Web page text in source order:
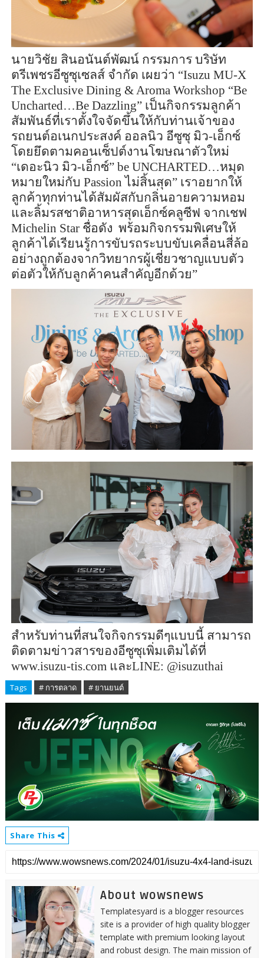
นายวิชัย สินอนันต์พัฒน์ กรรมการ บริษัท
ตรีเพชรอีซูซุเซลส์ จำกัด เผยว่า “Isuzu MU-X
The Exclusive Dining & Aroma Workshop “Be
Uncharted…Be Dazzling”เป็นกิจกรรมลูกค้า
สัมพันธ์ที่เราตั้งใจจัดขึ้นให้กับท่านเจ้าของ
รถยนต์อเนกประสงค์ ออลนิว อีซูซุ มิว-เอ็กซ์
โดยยึดตามคอนเซ็ปต์งานโฆษณาตัวใหม่
“เดอะนิว มิว-เอ็กซ์” be UNCHARTED…หมุด
หมายใหม่กับ Passion ไม่สิ้นสุด” เราอยากให้
ลูกค้าทุกท่านได้สัมผัสกับกลิ่นอายความหอม
และลิ้มรสชาติอาหารสุดเอ็กซ์คลูซีฟ จากเชฟ
Michelin Star ชื่อดัง พร้อมกิจกรรมพิเศษให้
ลูกค้าได้เรียนรู้การขับรถระบบขับเคลื่อนสี่ล้อ
อย่างถูกต้องจากวิทยากรผู้เชี่ยวชาญแบบตัว
ต่อตัวให้กับลูกค้าคนสำคัญอีกด้วย”
สำหรับท่านที่สนใจกิจกรรมดีๆแบบนี้ สามารถ
ติดตามข่าวสารของอีซูซุเพิ่มเติมได้ที่
www.isuzu-tis.com และLINE: @isuzuthai
Tags # การตลาด # ยานยนต์
Share This
About wowsnews
Templatesyard is a blogger resources
site is a provider of high quality blogger
template with premium looking layout
and robust design. The main mission of